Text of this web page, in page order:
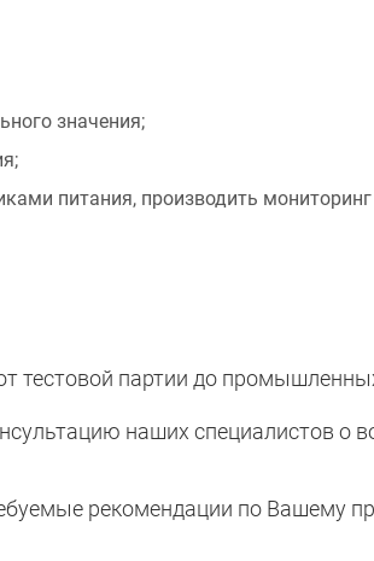
значения;
питания, производить
тестовой партии до
наших специалистов о
рекомендации по Вашему